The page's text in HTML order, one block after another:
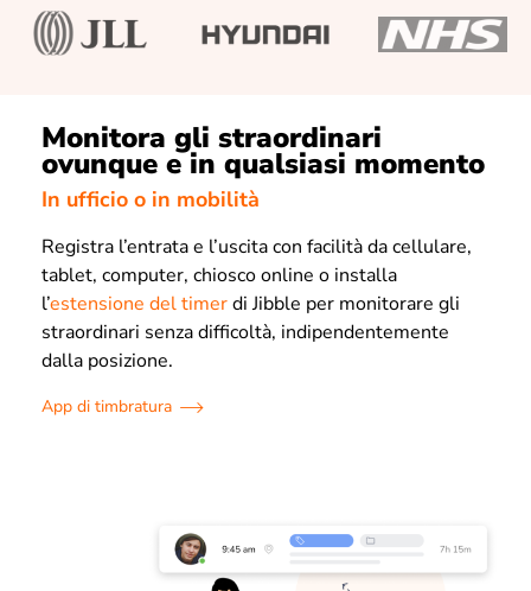
Monitora gli straordinari
ovunque e in qualsiasi momento
In ufficio o in mobilità
Registra l’entrata e l’uscita con facilità da cellulare,
tablet, computer, chiosco online o installa
l’estensione del timerdi Jibble per monitorare gli
straordinari senza difficoltà, indipendentemente
dalla posizione.
App di timbratura